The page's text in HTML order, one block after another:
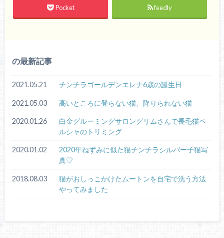
Pocket feedly
の最新記事
2021.05.21 チンチラゴールデンエレナ6歳の誕生日
2021.05.03 高いところに登らない猫、降りられない猫
2020.01.26
白金グルーミングサロングリムさんで長毛猫ペ
ルシャのトリミング
2020.01.02
2020年ねずみに似た猫チンチラシルバー子猫写
真♡
2018.08.03
猫がおしっこかけたムートンを自宅で洗う方法
やってみました